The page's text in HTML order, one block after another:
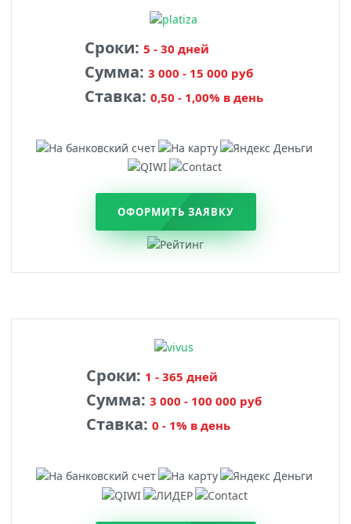
Сроки: 5 - 30 дней
Сумма: 3 000 - 15 000 руб
Ставка: 0,50 - 1,00% в день
ОФОРМИТЬ ЗАЯВКУ
Сроки: 1 - 365 дней
Сумма: 3 000 - 100 000 руб
Ставка: 0 - 1% в день